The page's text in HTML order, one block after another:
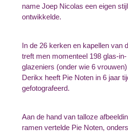
name Joep Nicolas een eigen
In de 26 kerken en kapellen van
treft men momenteel 198 glas-
glazeniers (onder wie 6
Derikx heeft Pie Noten in 6 jaar
gefotografeerd.
Aan de hand van talloze
ramen vertelde Pie Noten,